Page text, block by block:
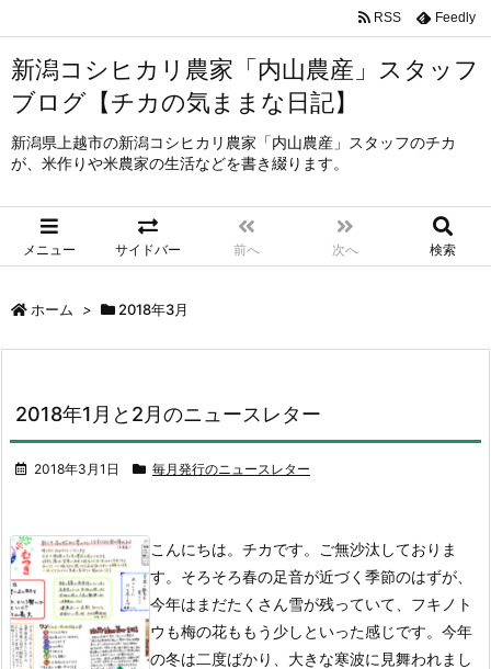
新潟コシヒカリ農家「内山農産」スタッフ
ブログ【チカの気ままな日記】
新潟県上越市の新潟コシヒカリ農家「内山農産」スタッフのチカ
が、米作りや米農家の生活などを書き綴ります。
メニュー サイドバー 前へ 次へ 検索
RSS Feedly
ホーム > 2018年3月
2018年1月と2月のニュースレター
2018年3月1日 毎月発行のニュースレター
こんにちは。チカです。
ご無沙汰しておりま
す。そろそろ春の足音が近づく季節のはずが、
今年はまだたくさん雪が残っていて、フキノト
ウも梅の花ももう少しといった感じです。今年
の冬は二度ばかり、大きな寒波に見舞われまし